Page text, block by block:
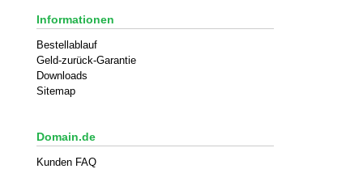
Informationen
Bestellablauf
Geld-zurück-Garantie
Downloads
Sitemap
Domain.de
Kunden FAQ